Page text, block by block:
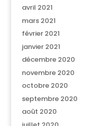
avril 2021
mars 2021
février 2021
janvier 2021
décembre 2020
novembre 2020
octobre 2020
septembre 2020
août 2020